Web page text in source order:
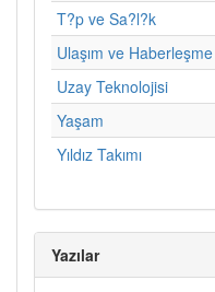
T?p ve Sa?l?k
Ulaşım ve Haberleşme
Uzay Teknolojisi
Yaşam
Yıldız Takımı
Yazılar